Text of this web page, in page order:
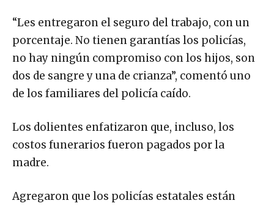
“Les entregaron el seguro del trabajo, con un
porcentaje. No tienen garantías los policías,
no hay ningún compromiso con los hijos, son
dos de sangre y una de crianza”, comentó uno
de los familiares del policía caído.
Los dolientes enfatizaron que, incluso, los
costos funerarios fueron pagados por la
madre.
Agregaron que los policías estatales están